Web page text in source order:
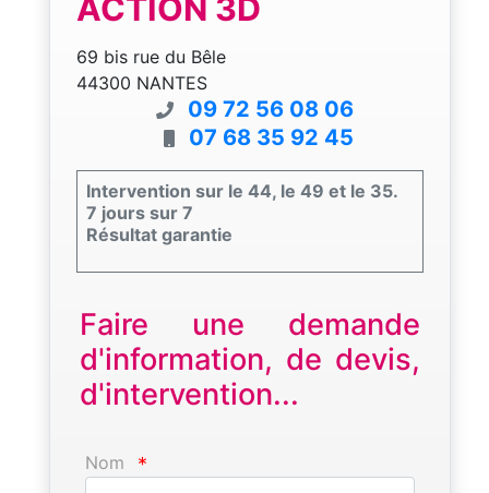
ACTION 3D
69 bis rue du Bêle
44300 NANTES
09 72 56 08 06
07 68 35 92 45
Intervention sur le 44, le 49 et le 35.
7 jours sur 7
Résultat garantie
Faire une demande
d'information, de devis,
d'intervention...
Nom *